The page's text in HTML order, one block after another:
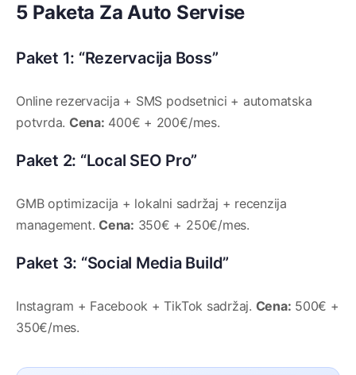
5 Paketa Za Auto Servise
Paket 1: “Rezervacija Boss”
Online rezervacija + SMS podsetnici + automatska
potvrda. Cena: 400€ + 200€/mes.
Paket 2: “Local SEO Pro”
GMB optimizacija + lokalni sadržaj + recenzija
management.Cena: 350€ + 250€/mes.
Paket 3: “Social Media Build”
Instagram + Facebook + TikTok sadržaj. Cena: 500€ +
350€/mes.